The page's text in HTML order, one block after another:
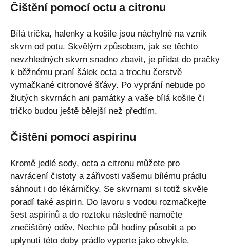
Čištění pomocí octu a citronu
Bílá trička, halenky a košile jsou náchylné na vznik
skvrn od potu. Skvělým způsobem, jak se těchto
nevzhledných skvrn snadno zbavit, je přidat do pračky
k běžnému praní šálek octa a trochu čerstvě
vymačkané citronové šťávy. Po vyprání nebude po
žlutých skvrnách ani památky a vaše bílá košile či
tričko budou ještě bělejší než předtím.
Čištění pomocí aspirinu
Kromě jedlé sody, octa a citronu můžete pro
navrácení čistoty a zářivosti vašemu bílému prádlu
sáhnout i do lékárničky. Se skvrnami si totiž skvěle
poradí také aspirin. Do lavoru s vodou rozmačkejte
šest aspirinů a do roztoku následně namočte
znečištěný oděv. Nechte půl hodiny působit a po
uplynutí této doby prádlo vyperte jako obvykle.